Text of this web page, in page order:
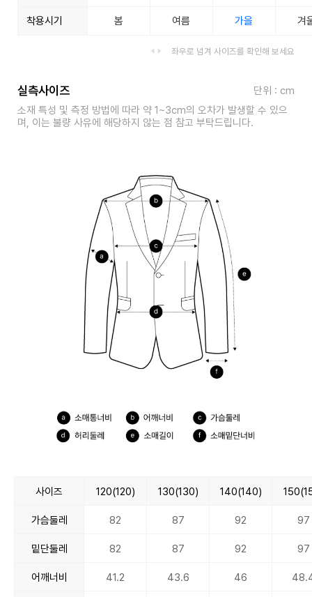
착용시기 봄 여름 가을 겨
좌우로 넘겨 사이즈를 확인해 보세요
실측사이즈
단위 : cm
소재 특성 및 측정 방법에 따라 약 1~3cm의 오차가 발생할 수 있으
며, 이는 불량 사유에 해당하지 않는 점 참고 부탁드립니다.
사이즈 120(120) 130(130) 140(140)
가슴둘레 82 87 92 97
밑단둘레 82 87 92 97
어깨너비 41.2 43.6 46